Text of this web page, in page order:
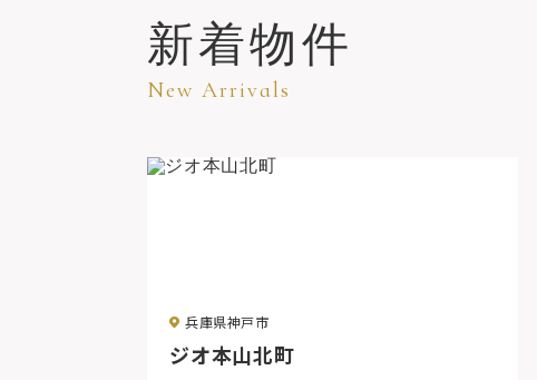
新着物件
New Arrivals
兵庫県神戸市
ジオ本山北町